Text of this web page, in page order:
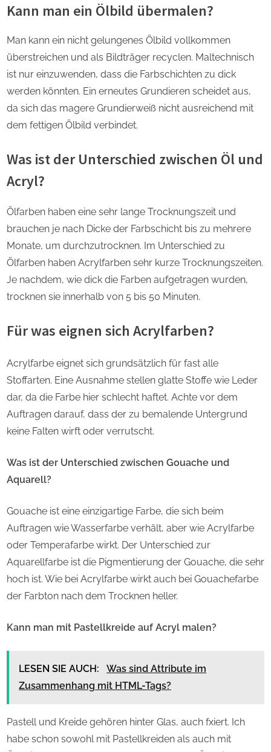
Kann man ein Ölbild übermalen?
Man kann ein nicht gelungenes Ölbild vollkommen
überstreichen und als Bildträger recyclen. Maltechnisch
ist nur einzuwenden, dass die Farbschichten zu dick
werden könnten. Ein erneutes Grundieren scheidet aus,
da sich das magere Grundierweiß nicht ausreichend mit
dem fettigen Ölbild verbindet.
Was ist der Unterschied zwischen Öl und
Acryl?
Ölfarben haben eine sehr lange Trocknungszeit und
brauchen je nach Dicke der Farbschicht bis zu mehrere
Monate, um durchzutrocknen. Im Unterschied zu
Ölfarben haben Acrylfarben sehr kurze Trocknungszeiten.
Je nachdem, wie dick die Farben aufgetragen wurden,
trocknen sie innerhalb von 5 bis 50 Minuten.
Für was eignen sich Acrylfarben?
Acrylfarbe eignet sich grundsätzlich für fast alle
Stoffarten. Eine Ausnahme stellen glatte Stoffe wie Leder
dar, da die Farbe hier schlecht haftet. Achte vor dem
Auftragen darauf, dass der zu bemalende Untergrund
keine Falten wirft oder verrutscht.
Was ist der Unterschied zwischen Gouache und
Aquarell?
Gouache ist eine einzigartige Farbe, die sich beim
Auftragen wie Wasserfarbe verhält, aber wie Acrylfarbe
oder Temperafarbe wirkt. Der Unterschied zur
Aquarellfarbe ist die Pigmentierung der Gouache, die sehr
hoch ist. Wie bei Acrylfarbe wirkt auch bei Gouachefarbe
der Farbton nach dem Trocknen heller.
Kann man mit Pastellkreide auf Acryl malen?
LESEN SIE AUCH:
Was sind Attribute im
Zusammenhang mit HTML-Tags?
Pastell und Kreide gehören hinter Glas, auch fxiert. Ich
habe schon sowohl mit Pastellkreiden als auch mit